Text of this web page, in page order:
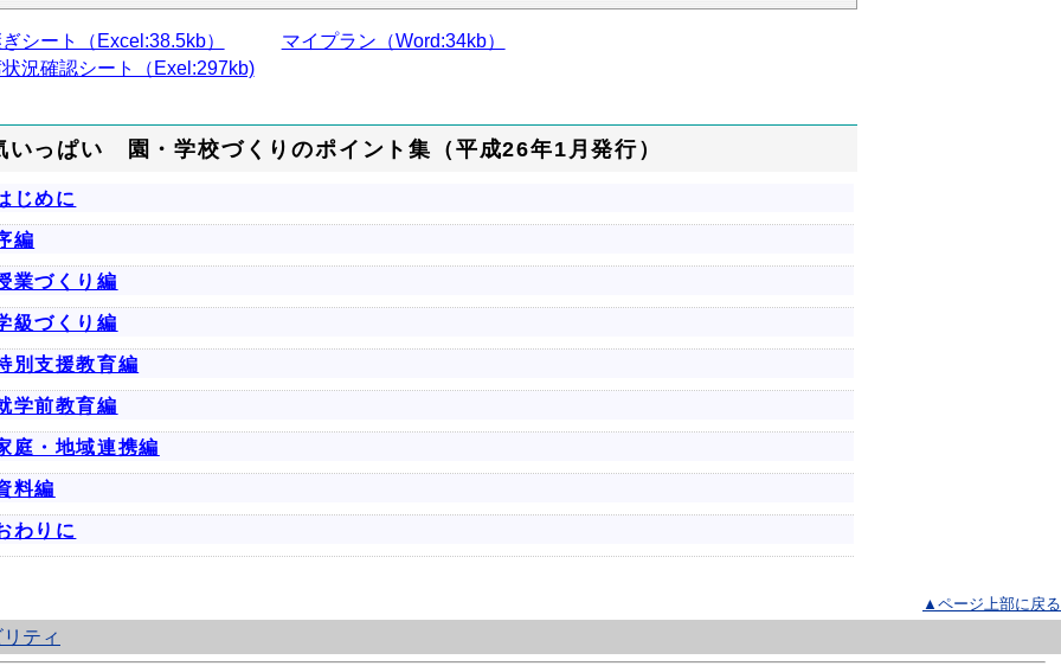
シート（Excel:38.5kb）
マイプラン（Word:34kb）
況確認シート（Exel:297kb)
いっぱい 園・学校づくりのポイント集（平成26年1月発行）
じめに
編
業づくり編
級づくり編
別支援教育編
学前教育編
庭・地域連携編
料編
わりに
▲ページ上部に戻る
ティ